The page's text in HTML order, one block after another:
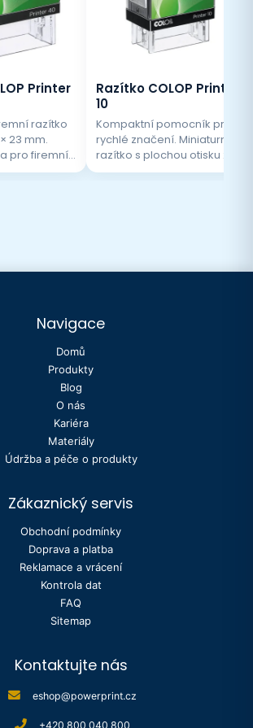
Printer
razítko
23 mm.
pro firemní
Snadno
Razítko COLOP Printer
10
Kompaktní pomocník pro
rychlé značení. Miniaturní
razítko s plochou otisku 27 x
10 mm. Nejčastěji se
Navigace
Domů
Produkty
Blog
O nás
Kariéra
Materiály
Údržba a péče o produkty
Zákaznický servis
Obchodní podmínky
Doprava a platba
Reklamace a vrácení
Kontrola dat
FAQ
Sitemap
Kontaktujte nás
eshop@powerprint.cz
+420 800 040 800